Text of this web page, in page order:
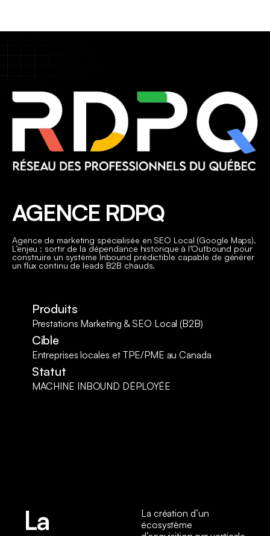
AGENCE RDPQ
Agence de marketing spécialisée en SEO Local (Google Maps).
L’enjeu : sortir de la dépendance historique à l’Outbound pour
construire un système Inbound prédictible capable de générer
un flux continu de leads B2B chauds.
Produits
Prestations Marketing & SEO Local (B2B)
Cible
Entreprises locales et TPE/PME au Canada
Statut
MACHINE INBOUND DÉPLOYÉE
La
La création d’un
écosystème